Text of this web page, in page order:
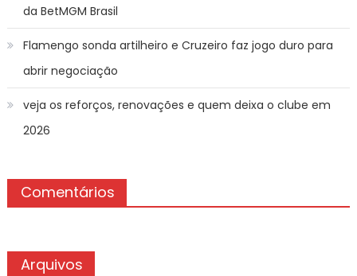
da BetMGM Brasil
Flamengo sonda artilheiro e Cruzeiro faz jogo duro para
abrir negociação
veja os reforços, renovações e quem deixa o clube em
2026
Comentários
Arquivos